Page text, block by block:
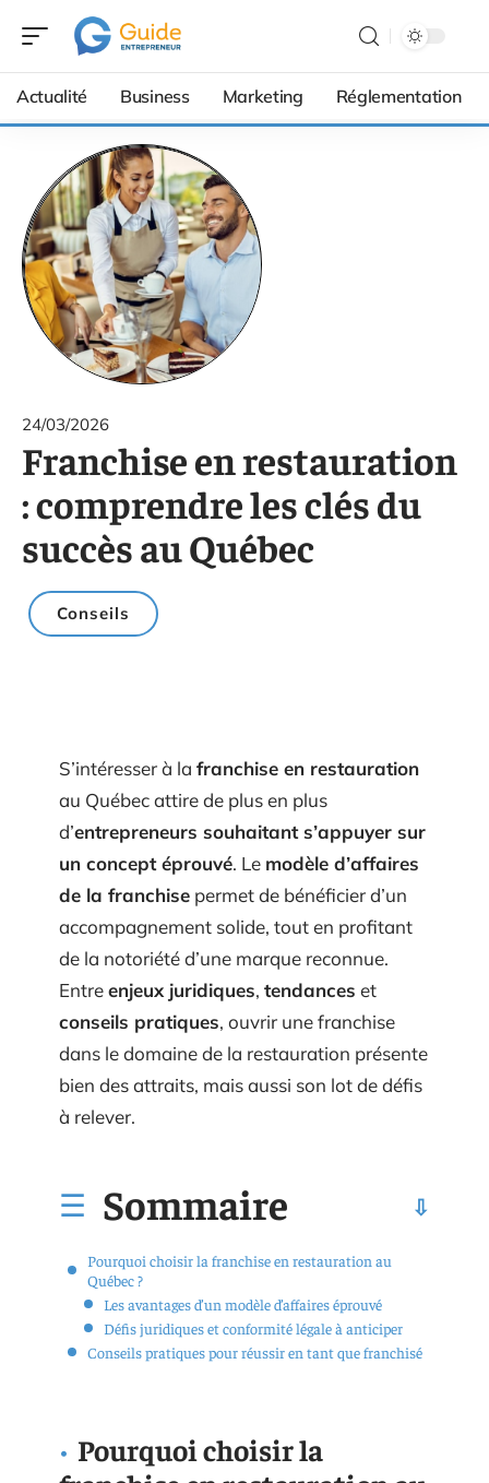
Actualité Business Marketing Réglementation
24/03/2026
Franchise en restauration
: comprendre les clés du
succès au Québec
Conseils
S’intéresser à la franchise en restauration
au Québec attire de plus en plus
d’entrepreneurs souhaitant s’appuyer sur
un concept éprouvé. Le modèle d’affaires
de la franchise permet de bénéficier d’un
accompagnement solide, tout en profitant
de la notoriété d’une marque reconnue.
Entreenjeux juridiques, tendances et
conseils pratiques, ouvrir une franchise
dans le domaine de la restauration présente
bien des attraits, mais aussi son lot de défis
à relever.
Sommaire
Pourquoi choisir la franchise en restauration au
Québec ?
Les avantages d’un modèle d’affaires éprouvé
Défis juridiques et conformité légale à anticiper
Conseils pratiques pour réussir en tant que franchisé
Pourquoi choisir la